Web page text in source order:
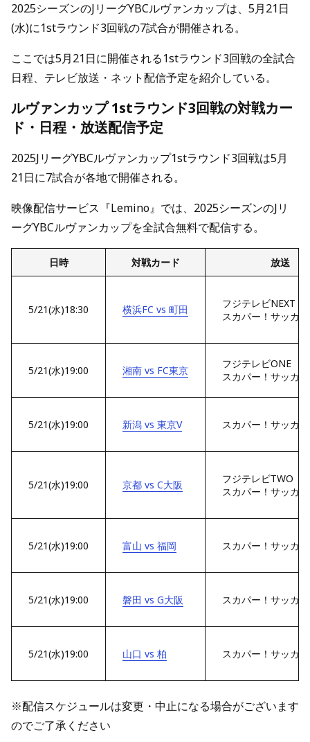
2025シーズンのJリーグYBCルヴァンカップは、5月21日
(水)に1stラウンド3回戦の7試合が開催される。
ここでは5月21日に開催される1stラウンド3回戦の全試合
日程、テレビ放送・ネット配信予定を紹介している。
ルヴァンカップ 1stラウンド3回戦の対戦カー
ド・日程・放送配信予定
2025JリーグYBCルヴァンカップ1stラウンド3回戦は5月
21日に7試合が各地で開催される。
映像配信サービス『Lemino』では、2025シーズンのJリ
ーグYBCルヴァンカップを全試合無料で配信する。
日時 対戦カード 放送
5/21(水)18:30 横浜FC vs 町田
フジテレビNEXT
スカパー！サッカ
5/21(水)19:00 湘南 vs FC東京
フジテレビONE
スカパー！サッカ
5/21(水)19:00 新潟 vs 東京V スカパー！サッカ
5/21(水)19:00 京都 vs C大阪
フジテレビTWO
スカパー！サッカ
5/21(水)19:00 富山 vs 福岡 スカパー！サッカ
5/21(水)19:00 磐田 vs G大阪 スカパー！サッカ
5/21(水)19:00 山口 vs 柏 スカパー！サッカ
※配信スケジュールは変更・中止になる場合がございます
のでご了承ください